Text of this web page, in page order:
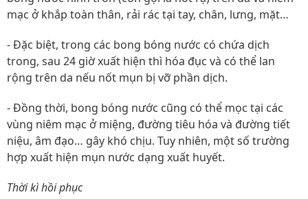
mạc ở khắp toàn thân, rải rác tại tay, chân, lưng, mặt…
- Đặc biệt, trong các bong bóng nước có chứa dịch
trong, sau 24 giờ xuất hiện thì hóa đục và có thể lan
rộng trên da nếu nốt mụn bị vỡ phần dịch.
- Đồng thời, bong bóng nước cũng có thể mọc tại các
vùng niêm mạc ở miệng, đường tiêu hóa và đường tiết
niệu, âm đạo… gây khó chịu. Tuy nhiên, một số trường
hợp xuất hiện mụn nước dạng xuất huyết.
Thời kì hồi phục